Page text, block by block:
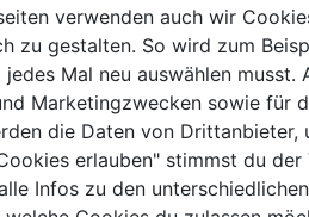
Torx-
m. Loch
4,79€
verwenden auch wir
zu gestalten. So wird zum
Mal neu auswählen
Marketingzwecken sowie für
die Daten von Drittanbieter,
erlauben" stimmst du
Infos zu den